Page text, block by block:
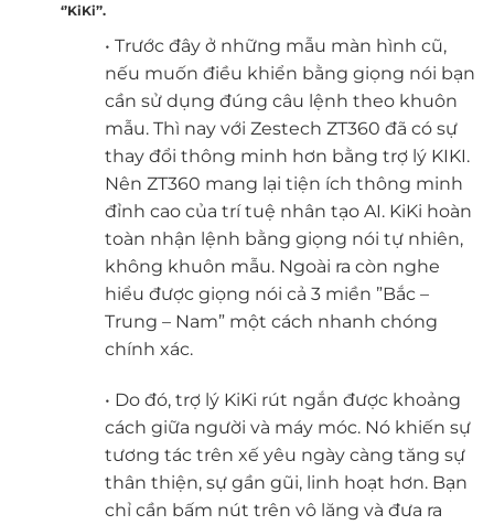
‘’KiKi’’.
• Trước đây ở những mẫu màn hình cũ,
nếu muốn điều khiển bằng giọng nói bạn
cần sử dụng đúng câu lệnh theo khuôn
mẫu. Thì nay với Zestech ZT360 đã có sự
thay đổi thông minh hơn bằng trợ lý KIKI.
Nên ZT360 mang lại tiện ích thông minh
đỉnh cao của trí tuệ nhân tạo AI. KiKi hoàn
toàn nhận lệnh bằng giọng nói tự nhiên,
không khuôn mẫu. Ngoài ra còn nghe
hiểu được giọng nói cả 3 miền ”Bắc –
Trung – Nam” một cách nhanh chóng
chính xác.
• Do đó, trợ lý KiKi rút ngắn được khoảng
cách giữa người và máy móc. Nó khiến sự
tương tác trên xế yêu ngày càng tăng sự
thân thiện, sự gần gũi, linh hoạt hơn. Bạn
chỉ cần bấm nút trên vô lăng và đưa ra